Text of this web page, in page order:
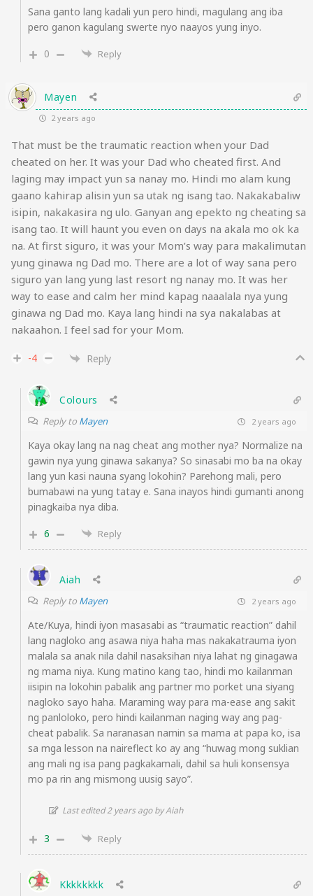
Sana ganto lang kadali yun pero hindi, magulang ang iba
pero ganon kagulang swerte nyo naayos yung inyo.
0
Reply
Mayen
2 years ago
That must be the traumatic reaction when your Dad
cheated on her. It was your Dad who cheated first. And
laging may impact yun sa nanay mo. Hindi mo alam kung
gaano kahirap alisin yun sa utak ng isang tao. Nakakabaliw
isipin, nakakasira ng ulo. Ganyan ang epekto ng cheating sa
isang tao. It will haunt you even on days na akala mo ok ka
na. At first siguro, it was your Mom’s way para makalimutan
yung ginawa ng Dad mo. There are a lot of way sana pero
siguro yan lang yung last resort ng nanay mo. It was her
way to ease and calm her mind kapag naaalala nya yung
ginawa ng Dad mo. Kaya lang hindi na sya nakalabas at
nakaahon. I feel sad for your Mom.
-4 Reply
Colours
Reply to Mayen 2 years ago
Kaya okay lang na nag cheat ang mother nya? Normalize na
gawin nya yung ginawa sakanya? So sinasabi mo ba na okay
lang yun kasi nauna syang lokohin? Parehong mali, pero
bumabawi na yung tatay e. Sana inayos hindi gumanti anong
pinagkaiba nya diba.
6
Reply
Aiah
Reply to Mayen 2 years ago
Ate/Kuya, hindi iyon masasabi as “traumatic reaction” dahil
lang nagloko ang asawa niya haha mas nakakatrauma iyon
malala sa anak nila dahil nasaksihan niya lahat ng ginagawa
ng mama niya. Kung matino kang tao, hindi mo kailanman
iisipin na lokohin pabalik ang partner mo porket una siyang
nagloko sayo haha. Maraming way para ma-ease ang sakit
ng panloloko, pero hindi kailanman naging way ang pag-
cheat pabalik. Sa naranasan namin sa mama at papa ko, isa
sa mga lesson na naireflect ko ay ang “huwag mong suklian
ang mali ng isa pang pagkakamali, dahil sa huli konsensya
mo pa rin ang mismong uusig sayo”.
Last edited 2 years ago by Aiah
3 Reply
Kkkkkkkk